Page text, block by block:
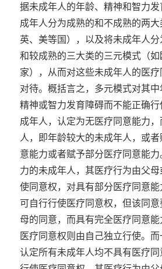
据未成年人的年龄、精神和智力
成年人分为成熟的和不成熟的两
英、美等国），以及将未成年人
和较成熟的三大类的三元模式（如
家），从而对这些未成年人的医
对待。概括言之，多元模式对其中
精神或智力发育障碍而不能正确
成年人，认定为无医疗同意能力
人，即年龄较大的未成年人，或
意能力或者赋予部分医疗同意能
力的未成年人，其医疗行为由父
使同意权，对具有部分医疗同意
可自行行使医疗同意权，但该同
母的同意，而具有完全医疗同意
医疗同意权则由自己独立行使。
认定所有未成年人均不具有医疗